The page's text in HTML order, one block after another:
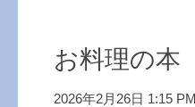
お料理の本
2026年2月26日 1:15 PM